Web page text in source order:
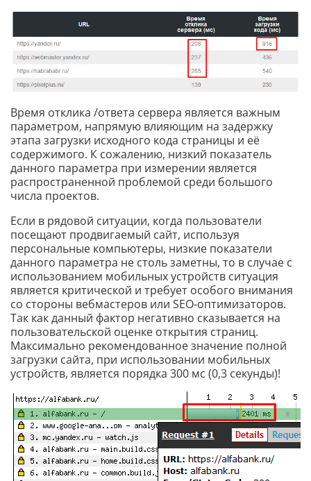
Время отклика /ответа сервера является важным
параметром, напрямую влияющим на задержку
этапа загрузки исходного кода страницы и её
содержимого. К сожалению, низкий показатель
данного параметра при измерении является
распространенной проблемой среди большого
числа проектов.
Если в рядовой ситуации, когда пользователи
посещают продвигаемый сайт, используя
персональные компьютеры, низкие показатели
данного параметра не столь заметны, то в случае с
использованием мобильных устройств ситуация
является критической и требует особого внимания
со стороны вебмастеров или SEO-оптимизаторов.
Так как данный фактор негативно сказывается на
пользовательской оценке открытия страниц.
Максимально рекомендованное значение полной
загрузки сайта, при использовании мобильных
устройств, является порядка 300 мс (0,3 секунды)!